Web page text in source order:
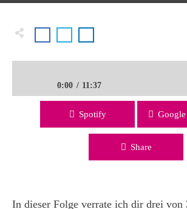
0:00 11:37
3 von 30 wirkungsvollen Methoden für
Spotify Google
Share
In dieser Folge verrate ich dir drei von